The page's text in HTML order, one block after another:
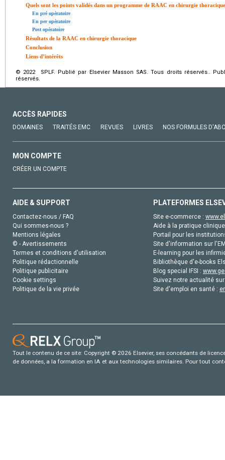
Quels sont les points validés dans un programme de RAAC en chirurgie
En pré opératoire
En per opératoire
Post opératoire
Résultats de la RAAC en chirurgie thoracique
Conclusion
Liens d’intérêts
© 2022 SPLF. Publié par Elsevier Masson SAS. Tous droits réservés..
réservés.
ACCÈS RAPIDES
DOMAINES TRAITÉS EMC REVUES LIVRES NOS FORMULES
MON COMPTE
CRÉER UN COMPTE
AIDE & SUPPORT
Contactez-nous / FAQ
Qui sommes-nous ?
Mentions légales
© - Avertissements
Termes et conditions d'utilisation
Politique rédactionnelle
Politique publicitaire
Cookie settings
Politique de la vie privée
PLATEFORMES
Site e-commerce :
Aide à la pratique
Portail pour les
Site d'information sur
E-learning pour les
Bibliothèque d'e-books
Blog special IFSI :
Suivez notre actualité
Site d'emploi en santé :
Tout le contenu de ce site: Copyright © 2026 Elsevier, ses concédants de
de données, a la formation en IA et aux technologies similaires. Pour tout